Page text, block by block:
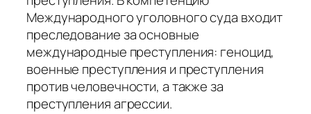
Международного уголовного суда входит
преследование за основные
международные преступления: геноцид,
военные преступления и преступления
против человечности, а также за
преступления агрессии.